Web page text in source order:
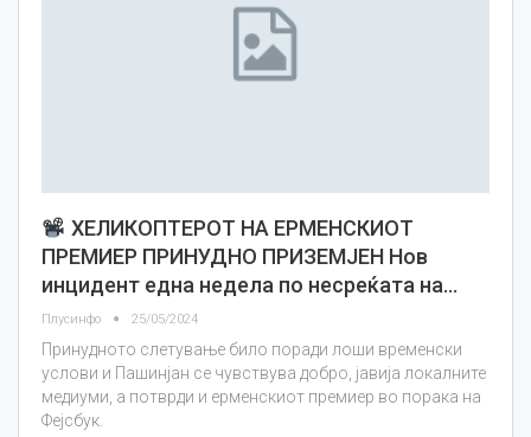
ХЕЛИКОПТЕРОТ НА ЕРМЕНСКИОТ
ПРЕМИЕР ПРИНУДНО ПРИЗЕМЈЕН Нов
инцидент една недела по несреќата на…
Плусинфо 25/05/2024
Принудното слетување било поради лоши временски
услови и Пашинјан се чувствува добро, јавија локалните
медиуми, а потврди и ерменскиот премиер во порака на
Фејсбук.